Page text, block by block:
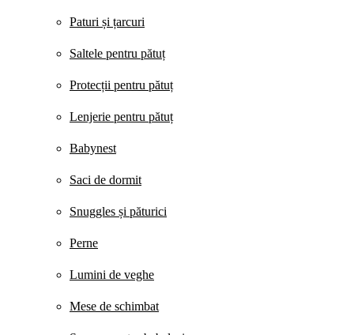
Paturi și țarcuri
Saltele pentru pătuț
Protecții pentru pătuț
Lenjerie pentru pătuț
Babynest
Saci de dormit
Snuggles și păturici
Perne
Lumini de veghe
Mese de schimbat